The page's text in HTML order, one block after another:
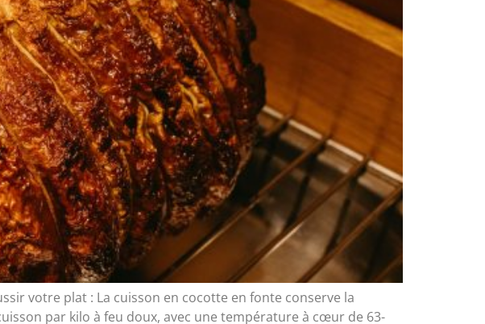
votre plat : La cuisson en cocotte en fonte conserve la
par kilo à feu doux, avec une température à cœur de 63-